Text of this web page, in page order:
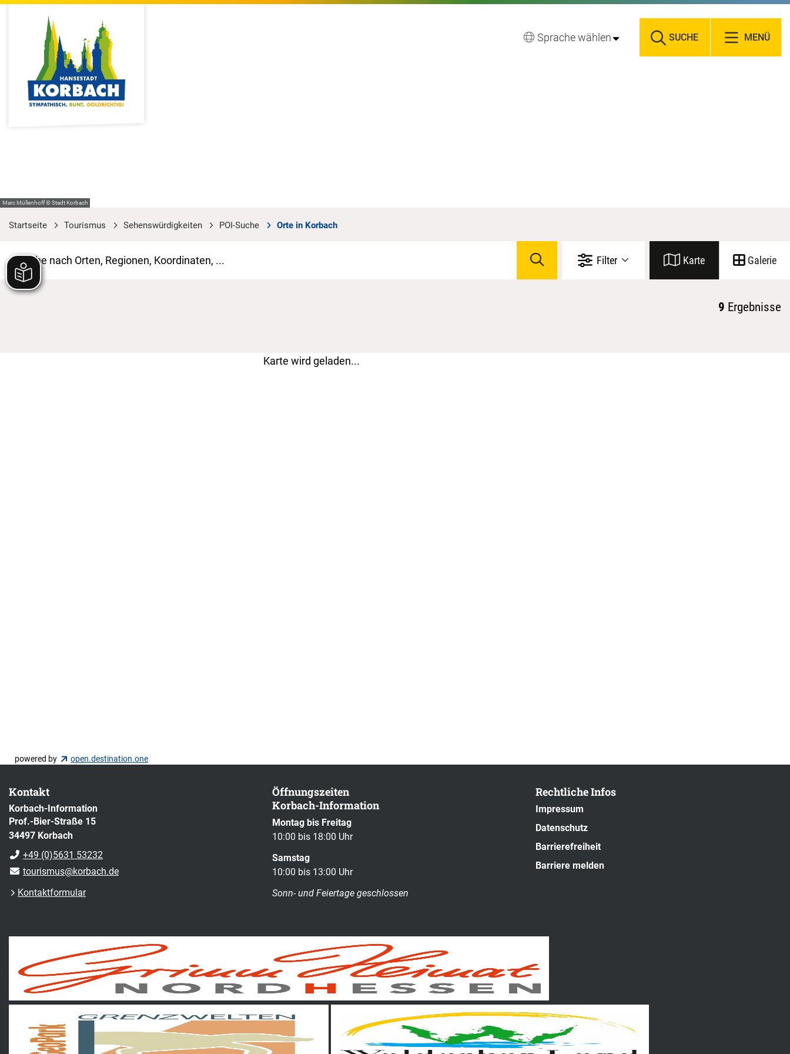
Sprache wählen SUCHE MENÜ
Marc Müllenhoff © Stadt Korbach
Startseite Tourismus Sehenswürdigkeiten POI-Suche Orte in Korbach
Filter Karte Galerie
9 Ergebnisse
Karte wird geladen...
powered by open.destination.one
Kontakt
Korbach-Information
Prof.-Bier-Straße 15
34497 Korbach
+49 (0)5631 53232
tourismus@korbach.de
Kontaktformular
Öffnungszeiten
Korbach-Information
Montag bis Freitag
10:00 bis 18:00 Uhr
Samstag
10:00 bis 13:00 Uhr
Sonn- und Feiertage geschlossen
Rechtliche Infos
Impressum
Datenschutz
Barrierefreiheit
Barriere melden